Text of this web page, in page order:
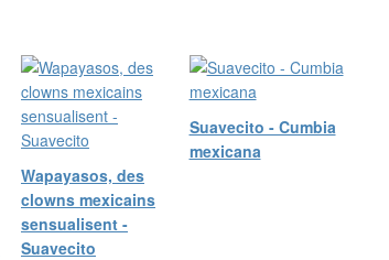
Wapayasos, des
clowns mexicains
sensualisent -
Suavecito
Suavecito - Cumbia
mexicana